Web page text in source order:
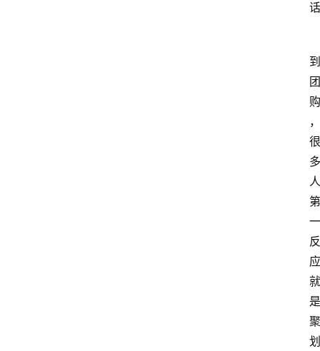
话
到
团
购
，
很
多
人
第
一
反
应
就
是
聚
划